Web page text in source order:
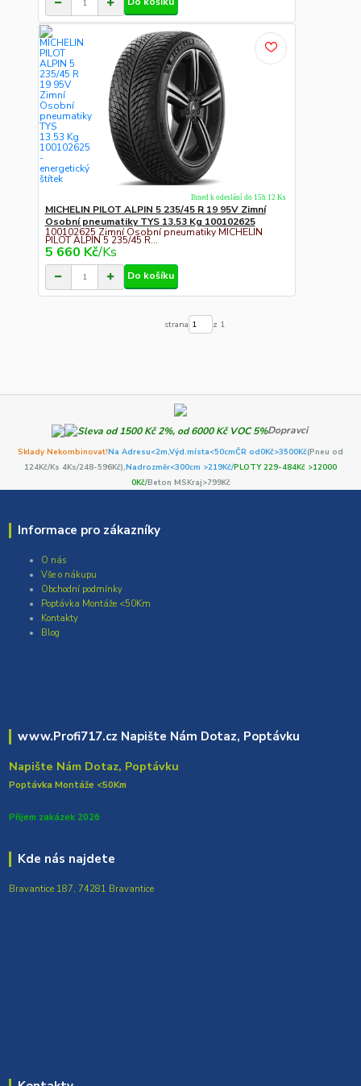
MICHELIN PILOT ALPIN 5 235/45 R 19 95V Zimní
Osobní pneumatiky TYS 13.53 Kg 100102625
100102625 Zimní Osobní pneumatiky MICHELIN
PILOT ALPIN 5 235/45 R...
5 660 Kč/Ks
Ihned k odeslání do 15h 12 Ks
Do košíku
strana z 1
Dopravci
Sklady Nekombinovat!Na Adresu<2m,Výd.místa<50cmČR od0Kč>3500Kč(Pneu od
124Kč/Ks 4Ks/248-596Kč),Nadrozměr<300cm >219Kč/PLOTY 229-484Kč >12000
0Kč/Beton MSKraj>799Kč
Informace pro zákazníky
O nás
Vše o nákupu
Obchodní podmínky
Poptávka Montáže <50Km
Kontakty
Blog
www.Profi717.cz Napište Nám Dotaz, Poptávku
Napište Nám Dotaz, Poptávku
Poptávka Montáže <50Km
Přijem zakázek 2026
Kde nás najdete
Bravantice 187, 74281 Bravantice